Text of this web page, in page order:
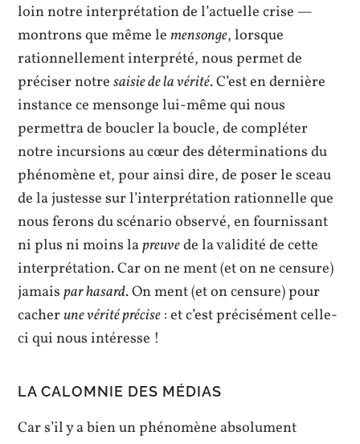
loin notre interprétation de l’actuelle crise —
montrons que même le mensonge, lorsque
rationnellement interprété, nous permet de
préciser notresaisie de la vérité. C’est en dernière
instance ce mensonge lui-même qui nous
permettra de boucler la boucle, de compléter
notre incursions au cœur des déterminations du
phénomène et, pour ainsi dire, de poser le sceau
de la justesse sur l’interprétation rationnelle que
nous ferons du scénario observé, en fournissant
ni plus ni moins lapreuvede la validité de cette
interprétation. Car on ne ment (et on ne censure)
jamaispar hasard. On ment (et on censure) pour
cacherune vérité précise: et c’est précisément celle-
ci qui nous intéresse !
LA CALOMNIE DES MÉDIAS
Car s’il y a bien un phénomène absolument